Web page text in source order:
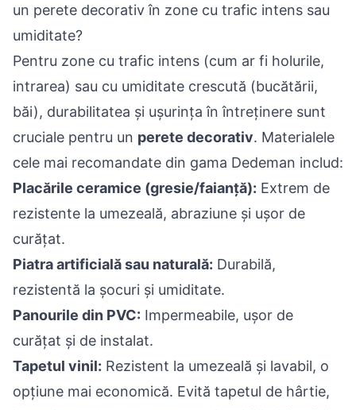
un perete decorativ în zone cu trafic intens sau
umiditate?
Pentru zone cu trafic intens (cum ar fi holurile,
intrarea) sau cu umiditate crescută (bucătării,
băi), durabilitatea și ușurința în întreținere sunt
cruciale pentru un perete decorativ. Materialele
cele mai recomandate din gama Dedeman includ:
Placările ceramice (gresie/faianță): Extrem de
rezistente la umezeală, abraziune și ușor de
curățat.
Piatra artificială sau naturală: Durabilă,
rezistentă la șocuri și umiditate.
Panourile din PVC: Impermeabile, ușor de
curățat și de instalat.
Tapetul vinil: Rezistent la umezeală și lavabil, o
opțiune mai economică. Evită tapetul de hârtie,